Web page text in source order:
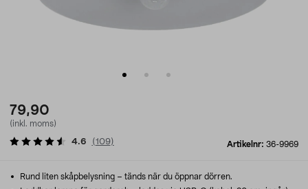
79,90
(inkl. moms)
Artikelnr: 36-9969
4.6 (109)
Rund liten skåpbelysning – tänds när du öppnar dörren.